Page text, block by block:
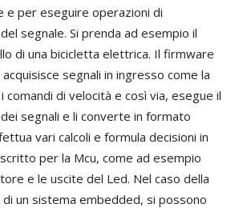
e per eseguire operazioni di
segnale. Si prenda ad esempio il
di una bicicletta elettrica. Il firmware
segnali in ingresso come la
comandi di velocità e così via, esegue il
segnali e li converte in formato
vari calcoli e formula decisioni in
per la Mcu, come ad esempio
e le uscite del Led. Nel caso della
un sistema embedded, si possono